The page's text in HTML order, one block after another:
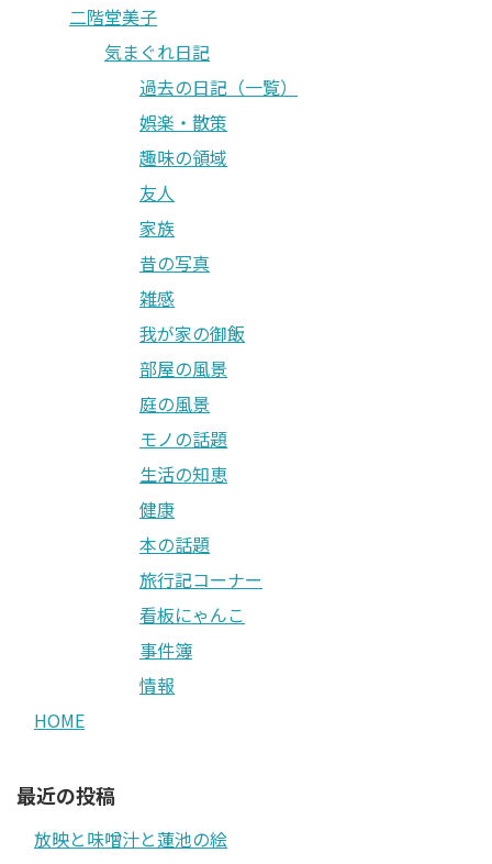
二階堂美子
気まぐれ日記
過去の日記（一覧）
娯楽・散策
趣味の領域
友人
家族
昔の写真
雑感
我が家の御飯
部屋の風景
庭の風景
モノの話題
生活の知恵
健康
本の話題
旅行記コーナー
看板にゃんこ
事件簿
情報
HOME
最近の投稿
放映と味噌汁と蓮池の絵